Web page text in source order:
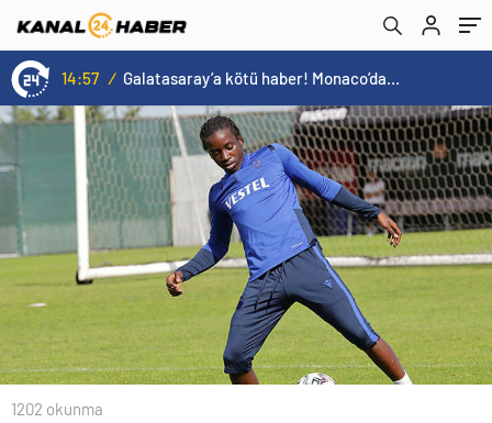
14:57 / Galatasaray’a kötü haber! Monaco’dan flaş Onyekuru kararı.
1202 okunma